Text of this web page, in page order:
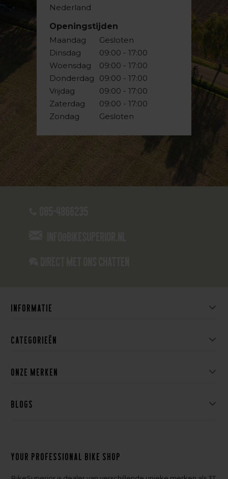
Nederland
Openingstijden
Maandag
Dinsdag
Woensdag
Donderdag
Vrijdag
Zaterdag
Zondag
Gesloten
09:00 - 17:00
09:00 - 17:00
09:00 - 17:00
09:00 - 17:00
09:00 - 17:00
Gesloten
Informatie
Categorieën
Onze merken
Blogs
Your professional bike shop